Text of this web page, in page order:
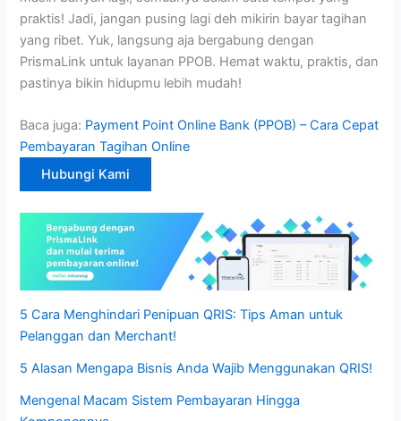
praktis! Jadi, jangan pusing lagi deh mikirin bayar tagihan
yang ribet. Yuk, langsung aja bergabung dengan
PrismaLink untuk layanan PPOB. Hemat waktu, praktis, dan
pastinya bikin hidupmu lebih mudah!
Baca juga: Payment Point Online Bank (PPOB) – Cara Cepat
Pembayaran Tagihan Online
Hubungi Kami
5 Cara Menghindari Penipuan QRIS: Tips Aman untuk
Pelanggan dan Merchant!
5 Alasan Mengapa Bisnis Anda Wajib Menggunakan QRIS!
Mengenal Macam Sistem Pembayaran Hingga